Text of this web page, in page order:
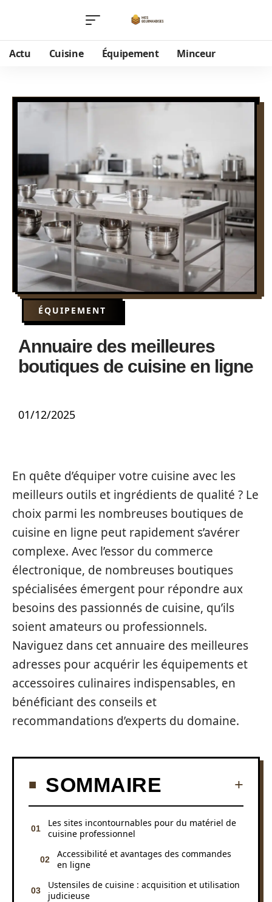
Actu Cuisine Équipement Minceur
ÉQUIPEMENT
Annuaire des meilleures
boutiques de cuisine en ligne
01/12/2025
En quête d’équiper votre cuisine avec les
meilleurs outils et ingrédients de qualité ? Le
choix parmi les nombreuses boutiques de
cuisine en ligne peut rapidement s’avérer
complexe. Avec l’essor du commerce
électronique, de nombreuses boutiques
spécialisées émergent pour répondre aux
besoins des passionnés de cuisine, qu’ils
soient amateurs ou professionnels.
Naviguez dans cet annuaire des meilleures
adresses pour acquérir les équipements et
accessoires culinaires indispensables, en
bénéficiant des conseils et
recommandations d’experts du domaine.
SOMMAIRE
Les sites incontournables pour du matériel de
cuisine professionnel
Accessibilité et avantages des commandes
en ligne
Ustensiles de cuisine : acquisition et utilisation
judicieuse